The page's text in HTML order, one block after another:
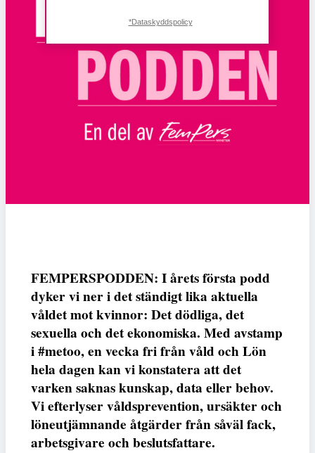
FEMPERSPODDEN: I årets första podd
dyker vi ner i det ständigt lika aktuella
våldet mot kvinnor: Det dödliga, det
sexuella och det ekonomiska. Med avstamp
i #metoo, en vecka fri från våld och Lön
hela dagen kan vi konstatera att det
varken saknas kunskap, data eller behov.
Vi efterlyser våldsprevention, ursäkter och
löneutjämnande åtgärder från såväl fack,
arbetsgivare och beslutsfattare.
*Dataskyddspolicy